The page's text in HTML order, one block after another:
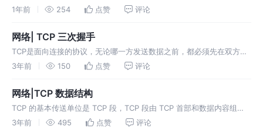
一下，客户端向服务端分别发送了两个数据包，名为 D1 和 D2。鉴于服
1年前 254 点赞 评论
网络| TCP 三次握手
TCP是面向连接的协议，无论哪一方发送数据之前，都必须先在双方之
间建立一条连接，在连接状态传输数据。
3年前 150 点赞 评论
网络|TCP 数据结构
TCP 的基本传送单位是 TCP 段，TCP 段由 TCP 首部和数据内容组
成，如下图所示： Wireshark TCP 包如下图所示 其中首部长度是 44
3年前 495 点赞 评论